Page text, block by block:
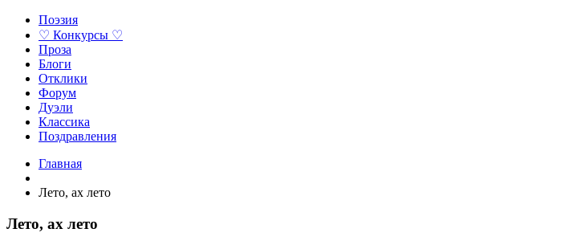
Поэзия
♡ Конкурсы ♡
Проза
Блоги
Отклики
Форум
Дуэли
Классика
Поздравления
Главная
Лето, ах лето
Лето, ах лето